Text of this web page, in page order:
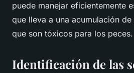
puede manejar eficientemente
que lleva a una acumulación
que son tóxicos para los peces.
Identificación de las